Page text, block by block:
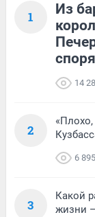
1
Из
14
2
«Плохо,
6 895
3
Какой
жизни